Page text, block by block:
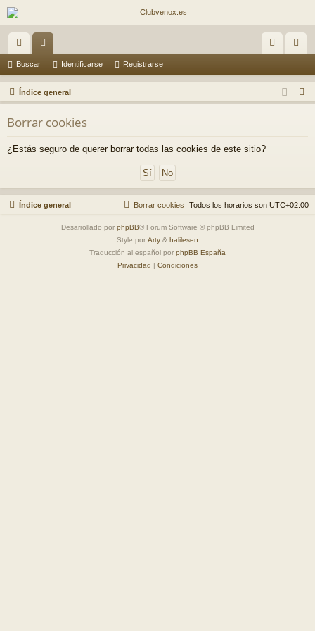
nl
ac
es
rá
pi
s
or
os nti
fic
ist
ra
Buscar Identificarse Registrarse
Índice general
u
Borrar cookies
¿Estás seguro de querer borrar todas las cookies de este sitio?
Índice general Todos los horarios son UTC+02:00
Borrar cookies
Desarrollado por phpBB® Forum Software © phpBB Limited
Style por Arty & halilesen
Traducción al español por phpBB España
Privacidad | Condiciones